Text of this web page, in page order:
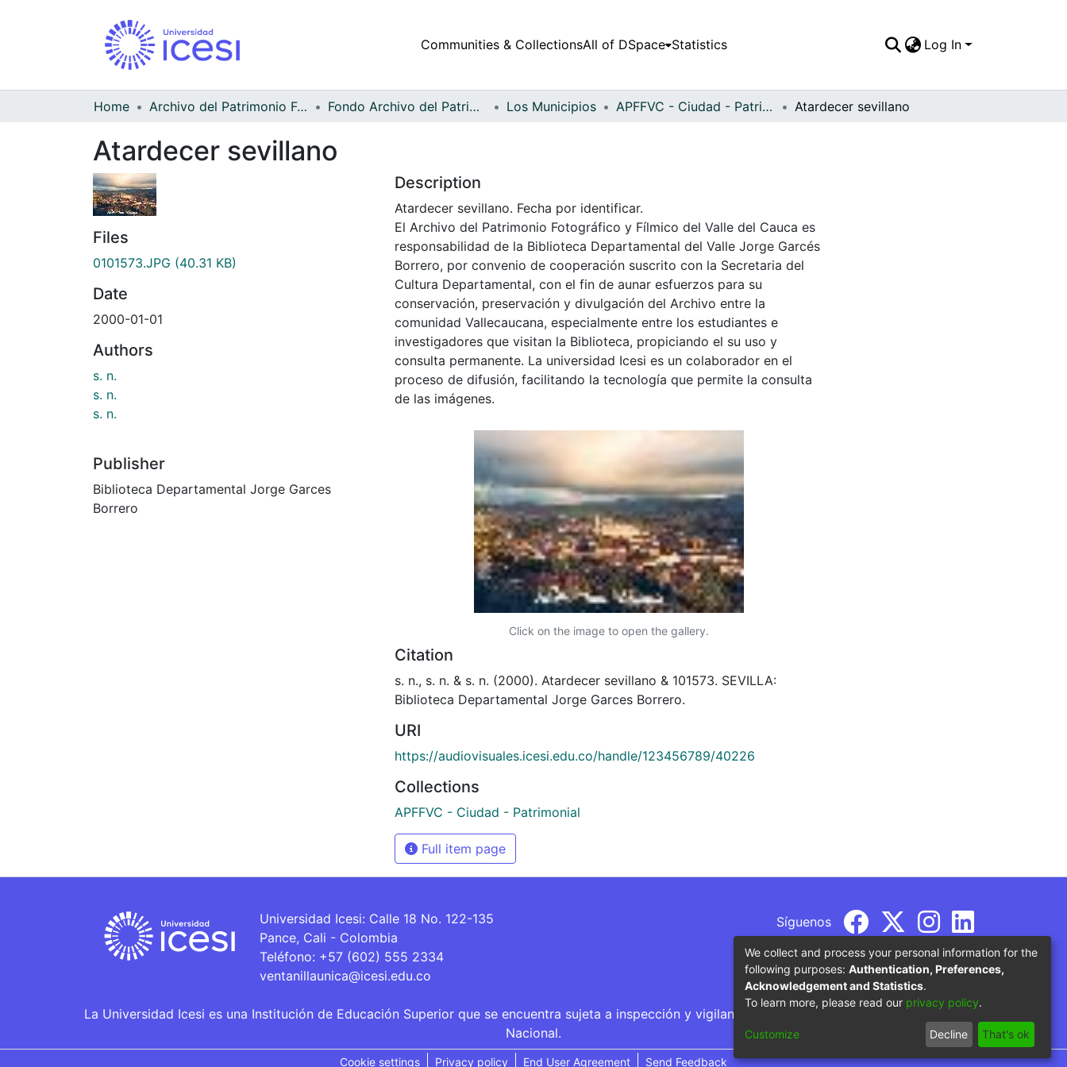
Communities & CollectionsAll of DSpace Statistics Log In
Home Archivo del Patrimonio Fotográfico y Fílmico del Valle del Cauca Fondo Archivo del Patrimonio Fotográfico y Fílmico del Valle del Cauca Los Municipios APFFVC - Ciudad - Patrimonial Atardecer sevillano
Atardecer sevillano
Files
0101573.JPG (40.31 KB)
Date
2000-01-01
Authors
s. n.
s. n.
s. n.
Publisher
Biblioteca Departamental Jorge Garces
Borrero
Description
Atardecer sevillano. Fecha por identificar.
El Archivo del Patrimonio Fotográfico y Fílmico del Valle del Cauca es
responsabilidad de la Biblioteca Departamental del Valle Jorge Garcés
Borrero, por convenio de cooperación suscrito con la Secretaria del
Cultura Departamental, con el fin de aunar esfuerzos para su
conservación, preservación y divulgación del Archivo entre la
comunidad Vallecaucana, especialmente entre los estudiantes e
investigadores que visitan la Biblioteca, propiciando el su uso y
consulta permanente. La universidad Icesi es un colaborador en el
proceso de difusión, facilitando la tecnología que permite la consulta
de las imágenes.
Click on the image to open the gallery.
Citation
s. n., s. n. & s. n. (2000). Atardecer sevillano & 101573. SEVILLA:
Biblioteca Departamental Jorge Garces Borrero.
URI
https://audiovisuales.icesi.edu.co/handle/123456789/40226
Collections
APFFVC - Ciudad - Patrimonial
Full item page
Universidad Icesi: Calle 18 No. 122-135
Pance, Cali - Colombia
Teléfono: +57 (602) 555 2334
ventanillaunica@icesi.edu.co
Síguenos
La Universidad Icesi es una Institución de Educación Superior que se encuentra sujeta a inspección y vigilancia por parte del Ministerio de Educación
Nacional.
Cookie settings Privacy policy End User Agreement Send Feedback
We collect and process your personal information for the
following purposes: Authentication, Preferences,
Acknowledgement and Statistics.
To learn more, please read our privacy policy.
Customize Decline That's ok